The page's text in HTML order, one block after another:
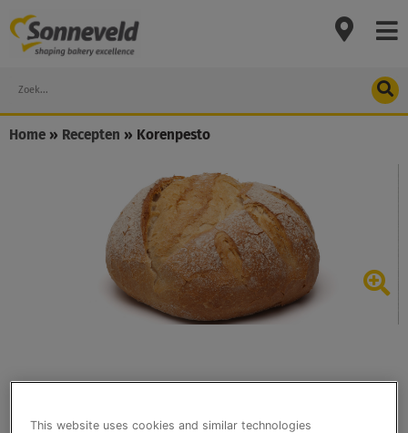
to
content
Search
Home » Recepten » Korenpesto
Korenpesto
This website uses cookies and similar technologies